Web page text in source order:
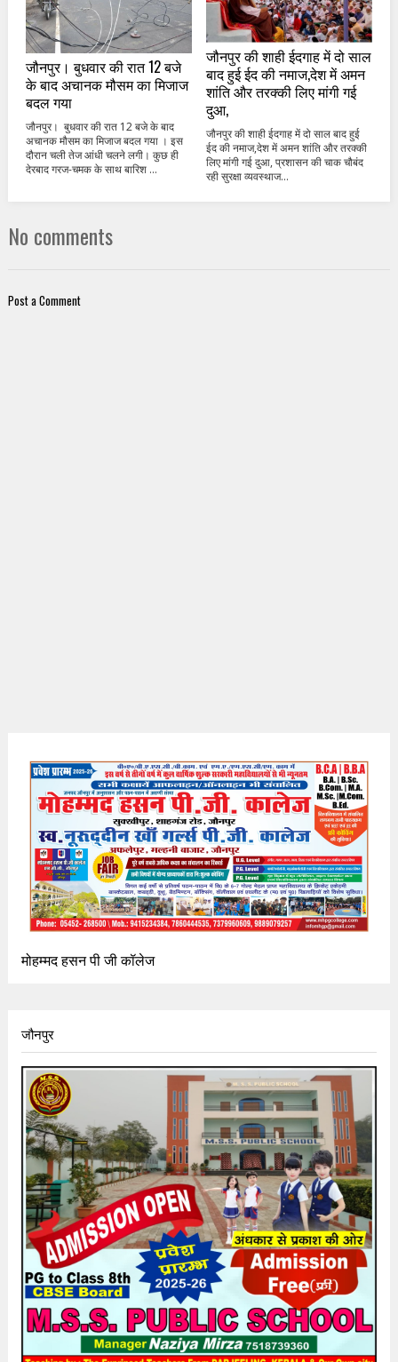
जौनपुर। बुधवार की रात 12 बजे
के बाद अचानक मौसम का मिजाज
बदल गया
जौनपुर। बुधवार की रात 12 बजे के बाद
अचानक मौसम का मिजाज बदल गया । इस
दौरान चली तेज आंधी चलने लगी। कुछ ही
देरबाद गरज-चमक के साथ बारिश ...
जौनपुर की शाही ईदगाह में दो साल
बाद हुई ईद की नमाज,देश में अमन
शांति और तरक्की लिए मांगी गई
दुआ,
जौनपुर की शाही ईदगाह में दो साल बाद हुई
ईद की नमाज,देश में अमन शांति और तरक्की
लिए मांगी गई दुआ, प्रशासन की चाक चौबंद
रही सुरक्षा व्यवस्थाज...
No comments
Post a Comment
मोहम्मद हसन पी जी कॉलेज
जौनपुर